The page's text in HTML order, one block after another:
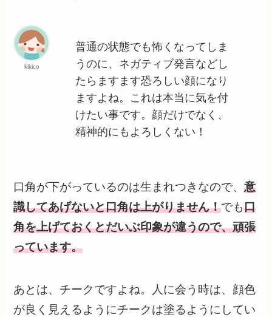
kikico
普通の状態でも怖くなってしま
うのに、ネガティブ発言などし
たらますます恐ろしい顔になり
ますよね。これは本当に気を付
けたい事です。顔だけでなく、
精神的にもよろしくない！
口角が下がっているのは生まれつきなので、意
識してあげないと口角は上がりません！でも口
角を上げておくとだいぶ印象が違うので、頑張
っています。
あとは、チークですよね。人に会う時は、顔色
が良く見えるようにチークは塗るようにしてい